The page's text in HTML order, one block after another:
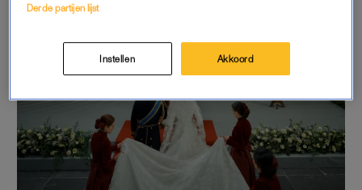
Derde partijen lijst
Instellen Akkoord